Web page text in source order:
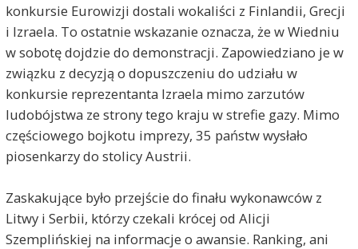
konkursie Eurowizji dostali wokaliści z Finlandii, Grecji
i Izraela. To ostatnie wskazanie oznacza, że w Wiedniu
w sobotę dojdzie do demonstracji. Zapowiedziano je w
związku z decyzją o dopuszczeniu do udziału w
konkursie reprezentanta Izraela mimo zarzutów
ludobójstwa ze strony tego kraju w strefie gazy. Mimo
częściowego bojkotu imprezy, 35 państw wysłało
piosenkarzy do stolicy Austrii.
Zaskakujące było przejście do finału wykonawców z
Litwy i Serbii, którzy czekali krócej od Alicji
Szemplińskiej na informacje o awansie. Ranking, ani